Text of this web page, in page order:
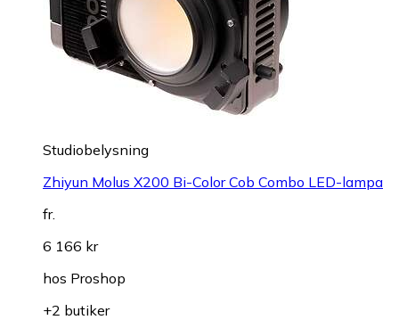
Studiobelysning
Zhiyun Molus X200 Bi-Color Cob Combo LED-lampa
fr.
6 166 kr
hos Proshop
+2 butiker